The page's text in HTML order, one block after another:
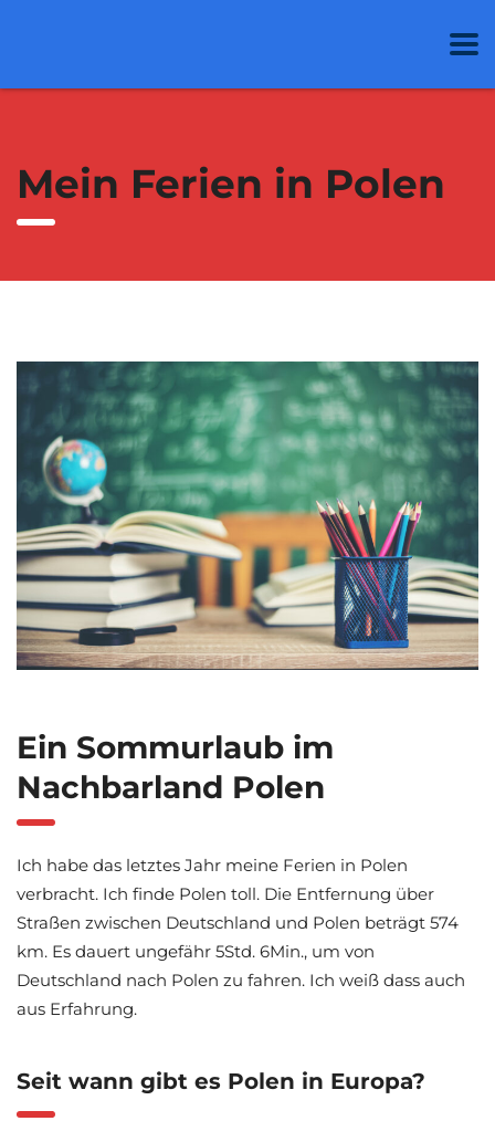
Mein Ferien in Polen
Ein Sommurlaub im
Nachbarland Polen
Ich habe das letztes Jahr meine Ferien in Polen
verbracht. Ich finde Polen toll. Die Entfernung über
Straßen zwischen Deutschland und Polen beträgt 574
km. Es dauert ungefähr 5Std. 6Min., um von
Deutschland nach Polen zu fahren. Ich weiß dass auch
aus Erfahrung.
Seit wann gibt es Polen in Europa?